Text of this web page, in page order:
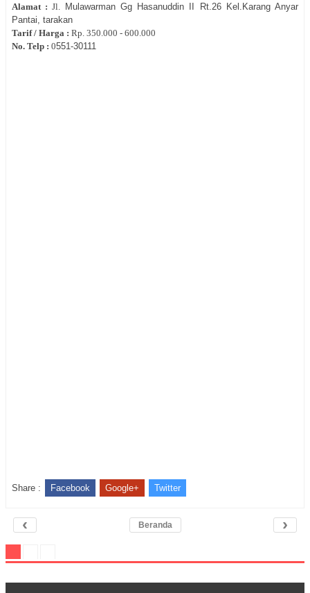
Alamat : Jl. Mulawarman Gg Hasanuddin II Rt.26 Kel.Karang Anyar
Pantai, tarakan
Tarif / Harga : Rp. 350.000 - 600.000
No. Telp : 0551-30111
Share : Facebook Google+ Twitter
‹ ›
Beranda